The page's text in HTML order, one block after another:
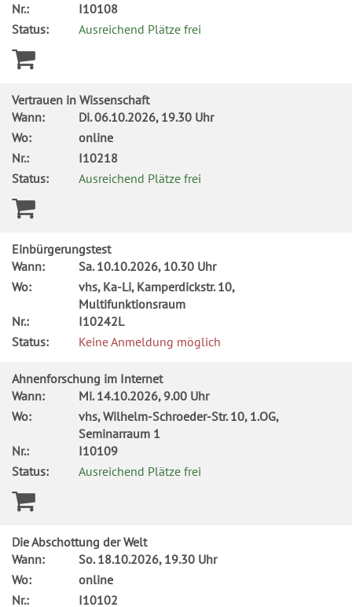
Nr.:
I10108
Status:
Ausreichend Plätze frei
Vertrauen in Wissenschaft
Wann:
Di.06.10.2026, 19.30 Uhr
Wo:
online
Nr.:
I10218
Status:
Ausreichend Plätze frei
Einbürgerungstest
Wann:
Sa.10.10.2026, 10.30 Uhr
Wo:
vhs, Ka-Li, Kamperdickstr. 10,
Multifunktionsraum
Nr.:
I10242L
Status:
Keine Anmeldung möglich
Ahnenforschung im Internet
Wann:
Mi.14.10.2026, 9.00 Uhr
Wo:
vhs, Wilhelm-Schroeder-Str. 10, 1.OG,
Seminarraum 1
Nr.:
I10109
Status:
Ausreichend Plätze frei
Die Abschottung der Welt
Wann:
So.18.10.2026, 19.30 Uhr
Wo:
online
Nr.:
I10102